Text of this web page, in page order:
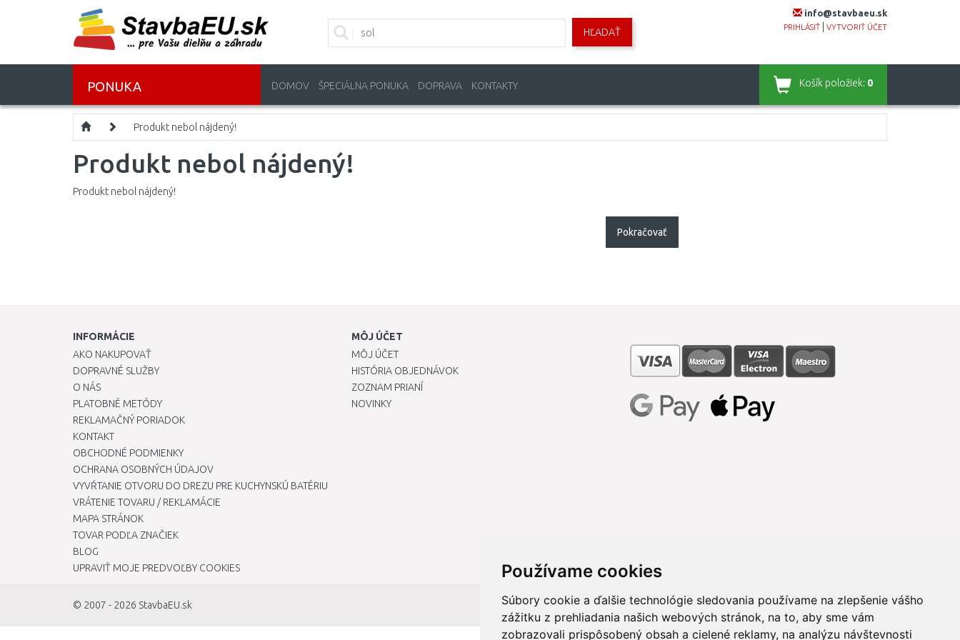
Používame cookies
Súbory cookie a ďalšie technológie sledovania používame na zlepšenie vášho
zážitku z prehliadania našich webových stránok, na to, aby sme vám
zobrazovali prispôsobený obsah a cielené reklamy, na analýzu návštevnosti
info@stavbaeu.sk
PRIHLÁSIŤ VYTVORIŤ ÚČET
HĽADAŤ
PONUKA DOMOV ŠPECIÁLNA PONUKA DOPRAVA KONTAKTY Košík položiek: 0
Produkt nebol nájdený!
Produkt nebol nájdený!
Produkt nebol nájdený!
Pokračovať
INFORMÁCIE
AKO NAKUPOVAŤ
DOPRAVNÉ SLUŽBY
O NÁS
PLATOBNÉ METÓDY
REKLAMAČNÝ PORIADOK
KONTAKT
OBCHODNÉ PODMIENKY
OCHRANA OSOBNÝCH ÚDAJOV
VYVŔTANIE OTVORU DO DREZU PRE KUCHYNSKÚ BATÉRIU
VRÁTENIE TOVARU / REKLAMÁCIE
MAPA STRÁNOK
TOVAR PODĽA ZNAČIEK
BLOG
UPRAVIŤ MOJE PREDVOĽBY COOKIES
MÔJ ÚČET
MÔJ ÚČET
HISTÓRIA OBJEDNÁVOK
ZOZNAM PRIANÍ
NOVINKY
© 2007 - 2026 StavbaEU.sk